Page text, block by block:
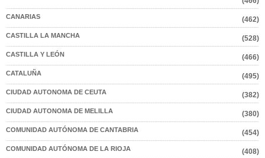
CANARIAS (462)
CASTILLA LA MANCHA (528)
CASTILLA Y LEÓN (466)
CATALUÑA (495)
CIUDAD AUTONOMA DE CEUTA (382)
CIUDAD AUTONOMA DE MELILLA (380)
COMUNIDAD AUTÓNOMA DE CANTABRIA (454)
COMUNIDAD AUTÓNOMA DE LA RIOJA (408)